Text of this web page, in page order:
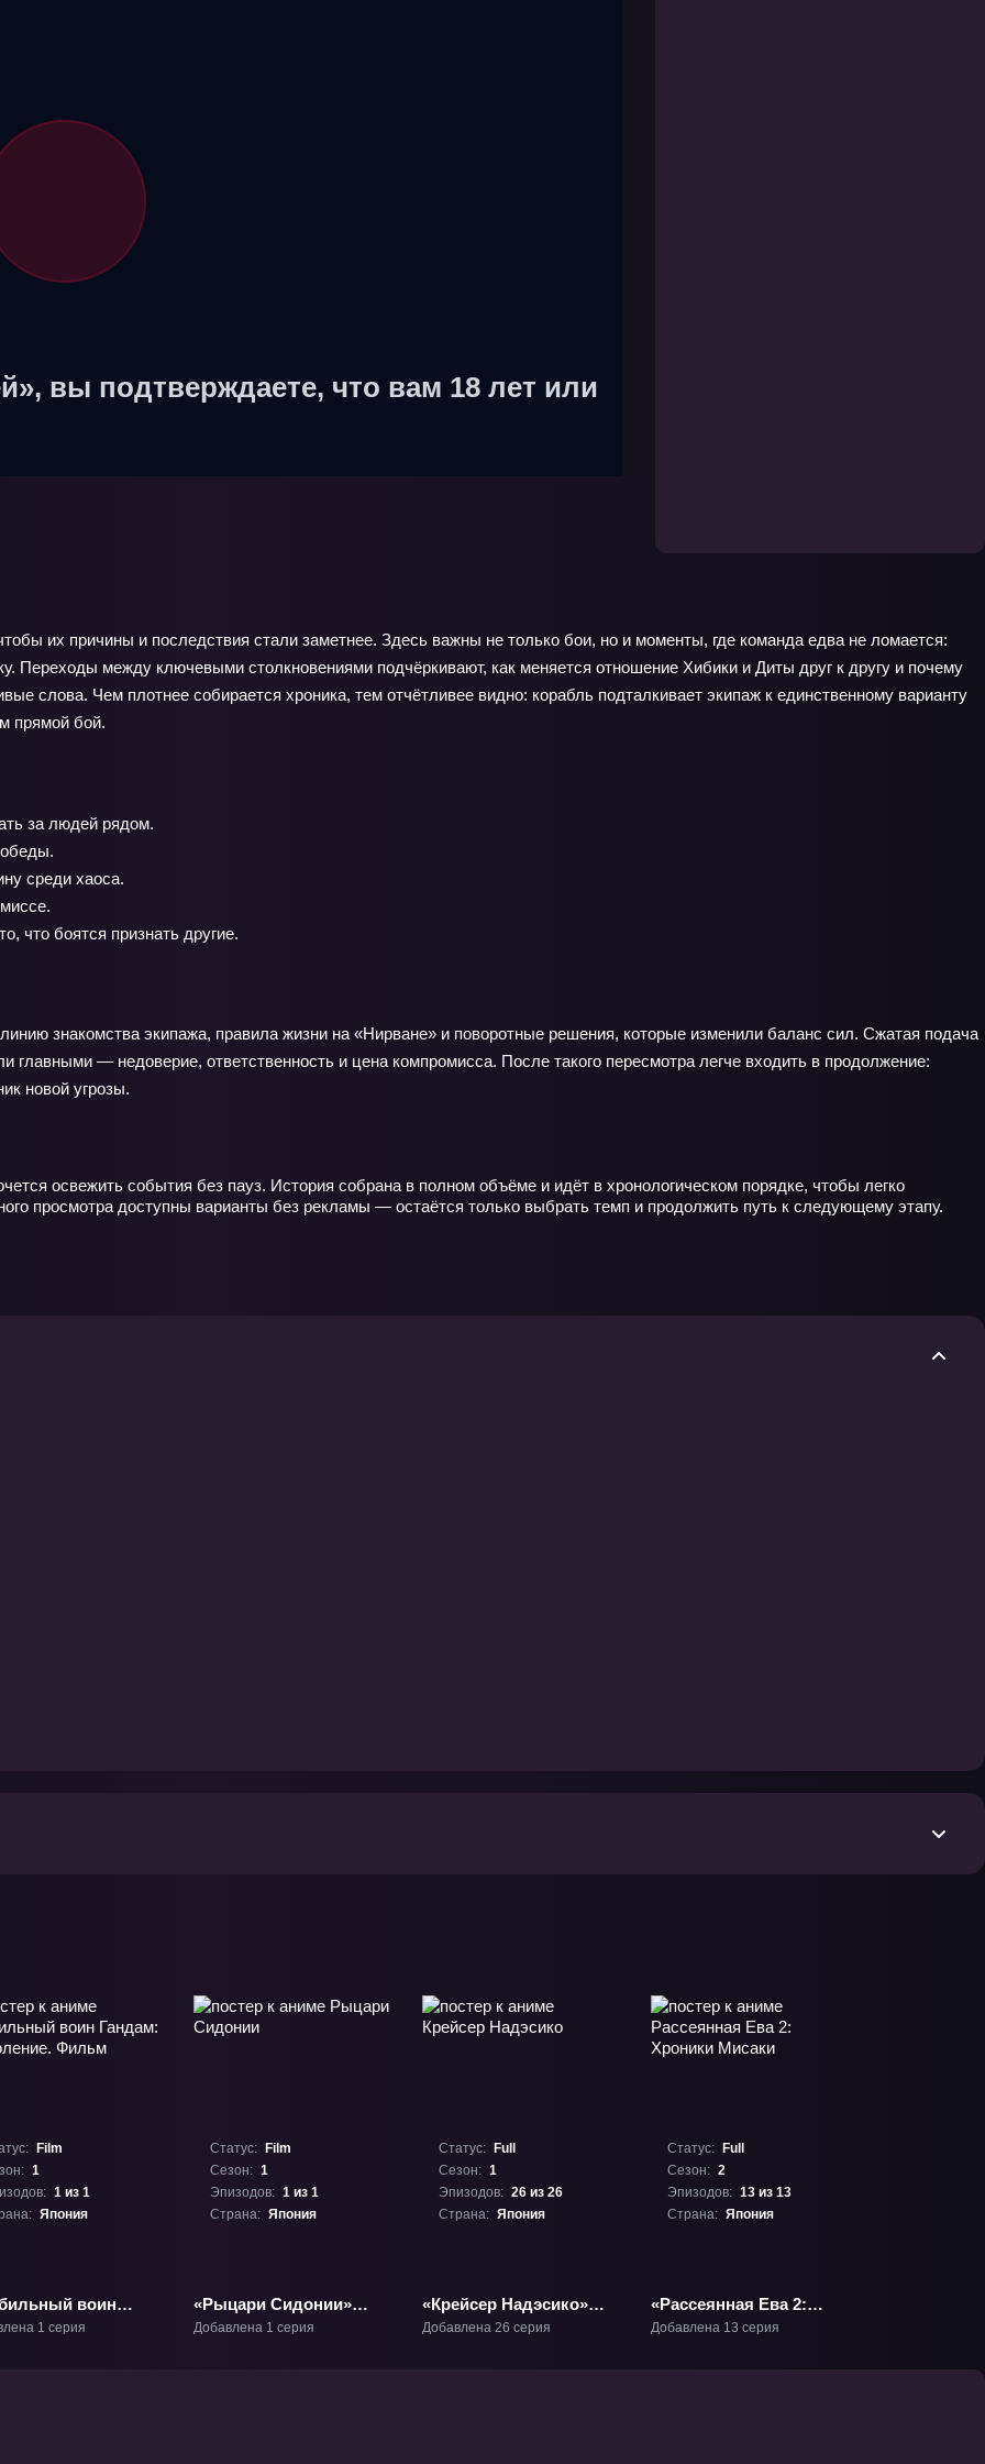
вы подтверждаете, что вам 18 лет или
их причины и последствия стали заметнее. Здесь важны не только бои, но и моменты, где команда едва не ломается:
Переходы между ключевыми столкновениями подчёркивают, как меняется отношение Хибики и Диты друг к другу и почему
слова. Чем плотнее собирается хроника, тем отчётливее видно: корабль подталкивает экипаж к единственному варианту
прямой бой.
за людей рядом.
среди хаоса.
что боятся признать другие.
знакомства экипажа, правила жизни на «Нирване» и поворотные решения, которые изменили баланс сил. Сжатая подача
главными — недоверие, ответственность и цена компромисса. После такого пересмотра легче входить в продолжение:
новой угрозы.
освежить события без пауз. История собрана в полном объёме и идёт в хронологическом порядке, чтобы легко
просмотра доступны варианты без рекламы — остаётся только выбрать темп и продолжить путь к следующему этапу.
Film
1
1 из 1
Япония
воин
Поколение.
1 серия
Статус:
Film
Сезон: 1
Эпизодов: 1 из 1
Страна: Япония
«Рыцари Сидонии»
Фильм-1
Добавлена 1 серия
Статус:
Full
Сезон: 1
Эпизодов: 26 из 26
Страна: Япония
«Крейсер Надэсико»
ТВ-1
Добавлена 26 серия
Статус:
Full
Сезон: 2
Эпизодов: 13 из 13
Страна: Япония
«Рассеянная Ева 2:
Хроники Мисаки» ТВ-2
Добавлена 13 серия